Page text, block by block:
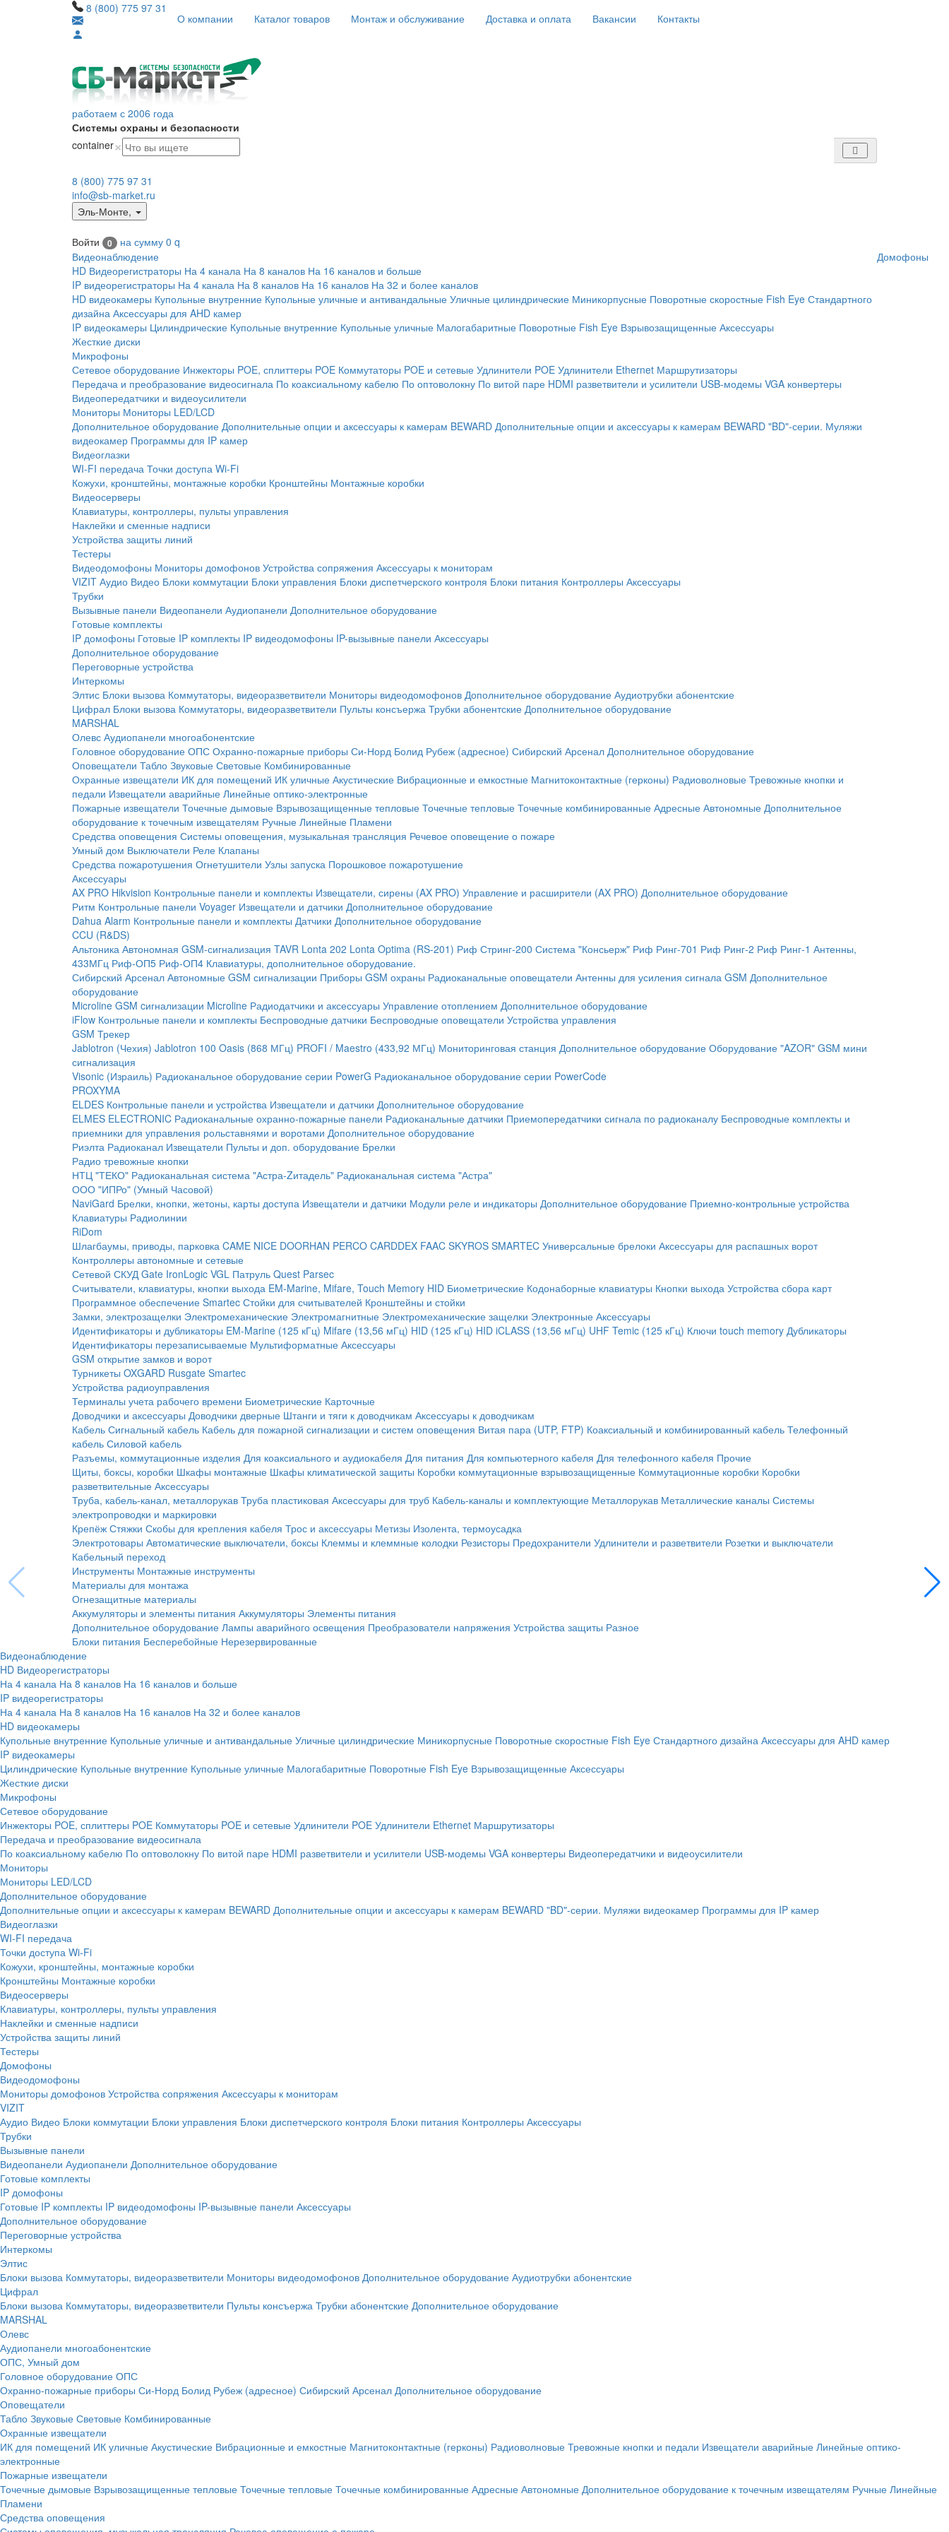
8 (800) 775 97 31
О компании Каталог товаров Монтаж и обслуживание Доставка и оплата Вакансии Контакты
работаем с 2006 года
Системы охраны и безопасности
container×
8 (800) 775 97 31
info@sb-market.ru
Эль-Монте,
Войти 0 на сумму 0 q
Видеонаблюдение
Домофоны
HD Видеорегистраторы На 4 канала На 8 каналов На 16 каналов и больше
IP видеорегистраторы На 4 канала На 8 каналов На 16 каналов На 32 и более каналов
HD видеокамеры Купольные внутренние Купольные уличные и антивандальные Уличные цилиндрические Миникорпусные Поворотные скоростные Fish Eye Стандартного
дизайна Аксессуары для AHD камер
IP видеокамеры Цилиндрические Купольные внутренние Купольные уличные Малогабаритные Поворотные Fish Eye Взрывозащищенные Аксессуары
Жесткие диски
Микрофоны
Сетевое оборудование Инжекторы POE, сплиттеры POE Коммутаторы POE и сетевые Удлинители POE Удлинители Ethernet Маршрутизаторы
Передача и преобразование видеосигнала По коаксиальному кабелю По оптоволокну По витой паре HDMI разветвители и усилители USB-модемы VGA конвертеры
Видеопередатчики и видеоусилители
Мониторы Мониторы LED/LCD
Дополнительное оборудование Дополнительные опции и аксессуары к камерам BEWARD Дополнительные опции и аксессуары к камерам BEWARD "BD"-серии. Муляжи
видеокамер Программы для IP камер
Видеоглазки
WI-FI передача Точки доступа Wi-Fi
Кожухи, кронштейны, монтажные коробки Кронштейны Монтажные коробки
Видеосерверы
Клавиатуры, контроллеры, пульты управления
Наклейки и сменные надписи
Устройства защиты линий
Тестеры
Видеодомофоны Мониторы домофонов Устройства сопряжения Аксессуары к мониторам
VIZIT Аудио Видео Блоки коммутации Блоки управления Блоки диспетчерского контроля Блоки питания Контроллеры Аксессуары
Трубки
Вызывные панели Видеопанели Аудиопанели Дополнительное оборудование
Готовые комплекты
IP домофоны Готовые IP комплекты IP видеодомофоны IP-вызывные панели Аксессуары
Дополнительное оборудование
Переговорные устройства
Интеркомы
Элтис Блоки вызова Коммутаторы, видеоразветвители Мониторы видеодомофонов Дополнительное оборудование Аудиотрубки абонентские
Цифрал Блоки вызова Коммутаторы, видеоразветвители Пульты консъержа Трубки абонентские Дополнительное оборудование
MARSHAL
Олевс Аудиопанели многоабонентские
Головное оборудование ОПС Охранно-пожарные приборы Си-Норд Болид Рубеж (адресное) Сибирский Арсенал Дополнительное оборудование
Оповещатели Табло Звуковые Световые Комбинированные
Охранные извещатели ИК для помещений ИК уличные Акустические Вибрационные и емкостные Магнитоконтактные (герконы) Радиоволновые Тревожные кнопки и
педали Извещатели аварийные Линейные оптико-электронные
Пожарные извещатели Точечные дымовые Взрывозащищенные тепловые Точечные тепловые Точечные комбинированные Адресные Автономные Дополнительное
оборудование к точечным извещателям Ручные Линейные Пламени
Средства оповещения Системы оповещения, музыкальная трансляция Речевое оповещение о пожаре
Умный дом Выключатели Реле Клапаны
Средства пожаротушения Огнетушители Узлы запуска Порошковое пожаротушение
Аксессуары
AX PRO Hikvision Контрольные панели и комплекты Извещатели, сирены (AX PRO) Управление и расширители (AX PRO) Дополнительное оборудование
Ритм Контрольные панели Voyager Извещатели и датчики Дополнительное оборудование
Dahua Alarm Контрольные панели и комплекты Датчики Дополнительное оборудование
CCU (R&DS)
Альтоника Автономная GSM-сигнализация TAVR Lonta 202 Lonta Optima (RS-201) Риф Стринг-200 Система "Консьерж" Риф Ринг-701 Риф Ринг-2 Риф Ринг-1 Антенны,
433МГц Риф-ОП5 Риф-ОП4 Клавиатуры, дополнительное оборудование.
Сибирский Арсенал Автономные GSM сигнализации Приборы GSM охраны Радиоканальные оповещатели Антенны для усиления сигнала GSM Дополнительное
оборудование
Microline GSM cигнализации Microline Радиодатчики и аксессуары Управление отоплением Дополнительное оборудование
iFlow Контрольные панели и комплекты Беспроводные датчики Беспроводные оповещатели Устройства управления
GSM Трекер
Jablotron (Чехия) Jablotron 100 Oasis (868 МГц) PROFI / Maestro (433,92 МГц) Мониторинговая станция Дополнительное оборудование Оборудование "AZOR" GSM мини
сигнализация
Visonic (Израиль) Радиоканальное оборудование серии PowerG Радиоканальное оборудование серии PowerCode
PROXYMA
ELDES Контрольные панели и устройства Извещатели и датчики Дополнительное оборудование
ELMES ELECTRONIC Радиоканальные охранно-пожарные панели Радиоканальные датчики Приемопередатчики сигнала по радиоканалу Беспроводные комплекты и
приемники для управления рольставнями и воротами Дополнительное оборудование
Риэлта Радиоканал Извещатели Пульты и доп. оборудование Брелки
Радио тревожные кнопки
НТЦ "ТЕКО" Радиоканальная система "Астра-Zитадель" Радиоканальная система "Астра"
ООО "ИПРо" (Умный Часовой)
NaviGard Брелки, кнопки, жетоны, карты доступа Извещатели и датчики Модули реле и индикаторы Дополнительное оборудование Приемно-контрольные устройства
Клавиатуры Радиолинии
RiDom
Шлагбаумы, приводы, парковка CAME NICE DOORHAN PERCO CARDDEX FAAC SKYROS SMARTEC Универсальные брелоки Аксессуары для распашных ворот
Контроллеры автономные и сетевые
Сетевой СКУД Gate IronLogic VGL Патруль Quest Parsec
Считыватели, клавиатуры, кнопки выхода EM-Marine, Mifare, Touch Memory HID Биометрические Кодонаборные клавиатуры Кнопки выхода Устройства сбора карт
Программное обеспечение Smartec Стойки для считывателей Кронштейны и стойки
Замки, электрозащелки Электромеханические Электромагнитные Электромеханические защелки Электронные Аксессуары
Идентификаторы и дубликаторы EM-Marine (125 кГц) Mifare (13,56 мГц) HID (125 кГц) HID iCLASS (13,56 мГц) UHF Temic (125 кГц) Ключи touch memory Дубликаторы
Идентификаторы перезаписываемые Мультиформатные Аксессуары
GSM открытие замков и ворот
Турникеты OXGARD Rusgate Smartec
Устройства радиоуправления
Терминалы учета рабочего времени Биометрические Карточные
Доводчики и аксессуары Доводчики дверные Штанги и тяги к доводчикам Аксессуары к доводчикам
Кабель Сигнальный кабель Кабель для пожарной сигнализации и систем оповещения Витая пара (UTP, FTP) Коаксиальный и комбинированный кабель Телефонный
кабель Силовой кабель
Разъемы, коммутационные изделия Для коаксиального и аудиокабеля Для питания Для компьютерного кабеля Для телефонного кабеля Прочие
Щиты, боксы, коробки Шкафы монтажные Шкафы климатической защиты Коробки коммутационные взрывозащищенные Коммутационные коробки Коробки
разветвительные Аксессуары
Труба, кабель-канал, металлорукав Труба пластиковая Аксессуары для труб Кабель-каналы и комплектующие Металлорукав Металлические каналы Системы
электропроводки и маркировки
Крепёж Стяжки Скобы для крепления кабеля Трос и аксессуары Метизы Изолента, термоусадка
Электротовары Автоматические выключатели, боксы Клеммы и клеммные колодки Резисторы Предохранители Удлинители и разветвители Розетки и выключатели
Кабельный переход
Инструменты Монтажные инструменты
Материалы для монтажа
Огнезащитные материалы
Аккумуляторы и элементы питания Аккумуляторы Элементы питания
Дополнительное оборудование Лампы аварийного освещения Преобразователи напряжения Устройства защиты Разное
Блоки питания Бесперебойные Нерезервированные
Видеонаблюдение
HD Видеорегистраторы
На 4 канала На 8 каналов На 16 каналов и больше
IP видеорегистраторы
На 4 канала На 8 каналов На 16 каналов На 32 и более каналов
HD видеокамеры
Купольные внутренние Купольные уличные и антивандальные Уличные цилиндрические Миникорпусные Поворотные скоростные Fish Eye Стандартного дизайна Аксессуары для AHD камер
IP видеокамеры
Цилиндрические Купольные внутренние Купольные уличные Малогабаритные Поворотные Fish Eye Взрывозащищенные Аксессуары
Жесткие диски
Микрофоны
Сетевое оборудование
Инжекторы POE, сплиттеры POE Коммутаторы POE и сетевые Удлинители POE Удлинители Ethernet Маршрутизаторы
Передача и преобразование видеосигнала
По коаксиальному кабелю По оптоволокну По витой паре HDMI разветвители и усилители USB-модемы VGA конвертеры Видеопередатчики и видеоусилители
Мониторы
Мониторы LED/LCD
Дополнительное оборудование
Дополнительные опции и аксессуары к камерам BEWARD Дополнительные опции и аксессуары к камерам BEWARD "BD"-серии. Муляжи видеокамер Программы для IP камер
Видеоглазки
WI-FI передача
Точки доступа Wi-Fi
Кожухи, кронштейны, монтажные коробки
Кронштейны Монтажные коробки
Видеосерверы
Клавиатуры, контроллеры, пульты управления
Наклейки и сменные надписи
Устройства защиты линий
Тестеры
Домофоны
Видеодомофоны
Мониторы домофонов Устройства сопряжения Аксессуары к мониторам
VIZIT
Аудио Видео Блоки коммутации Блоки управления Блоки диспетчерского контроля Блоки питания Контроллеры Аксессуары
Трубки
Вызывные панели
Видеопанели Аудиопанели Дополнительное оборудование
Готовые комплекты
IP домофоны
Готовые IP комплекты IP видеодомофоны IP-вызывные панели Аксессуары
Дополнительное оборудование
Переговорные устройства
Интеркомы
Элтис
Блоки вызова Коммутаторы, видеоразветвители Мониторы видеодомофонов Дополнительное оборудование Аудиотрубки абонентские
Цифрал
Блоки вызова Коммутаторы, видеоразветвители Пульты консъержа Трубки абонентские Дополнительное оборудование
MARSHAL
Олевс
Аудиопанели многоабонентские
ОПС, Умный дом
Головное оборудование ОПС
Охранно-пожарные приборы Си-Норд Болид Рубеж (адресное) Сибирский Арсенал Дополнительное оборудование
Оповещатели
Табло Звуковые Световые Комбинированные
Охранные извещатели
ИК для помещений ИК уличные Акустические Вибрационные и емкостные Магнитоконтактные (герконы) Радиоволновые Тревожные кнопки и педали Извещатели аварийные Линейные оптико-
электронные
Пожарные извещатели
Точечные дымовые Взрывозащищенные тепловые Точечные тепловые Точечные комбинированные Адресные Автономные Дополнительное оборудование к точечным извещателям Ручные Линейные
Пламени
Средства оповещения